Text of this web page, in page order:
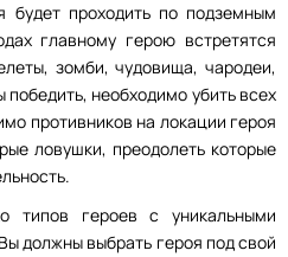
будет проходить по подземным
главному герою встретятся
зомби, чудовища, чародеи,
необходимо убить всех
противников на локации героя
ловушки, преодолеть которые
типов героев с уникальными
должны выбрать героя под свой